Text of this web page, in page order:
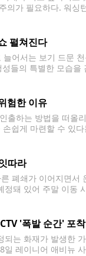
의가 필요하다. 워
펼쳐진다
어서는 보기 드문
들의 특별한 모습
험한 이유
출하는 방법을 떠올
쉽게 마련할 수 있
따라
폐쇄가 이어지면
돼 있어 주말 이동
'폭발 순간' 포착
는 화재가 발생한
레이니어 애비뉴